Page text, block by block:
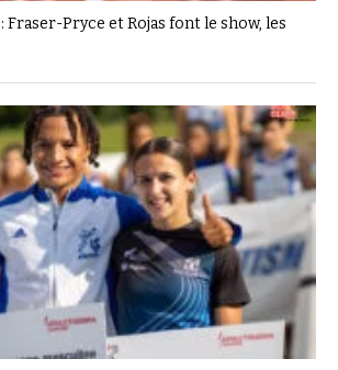
Fraser-Pryce et Rojas font le show, les